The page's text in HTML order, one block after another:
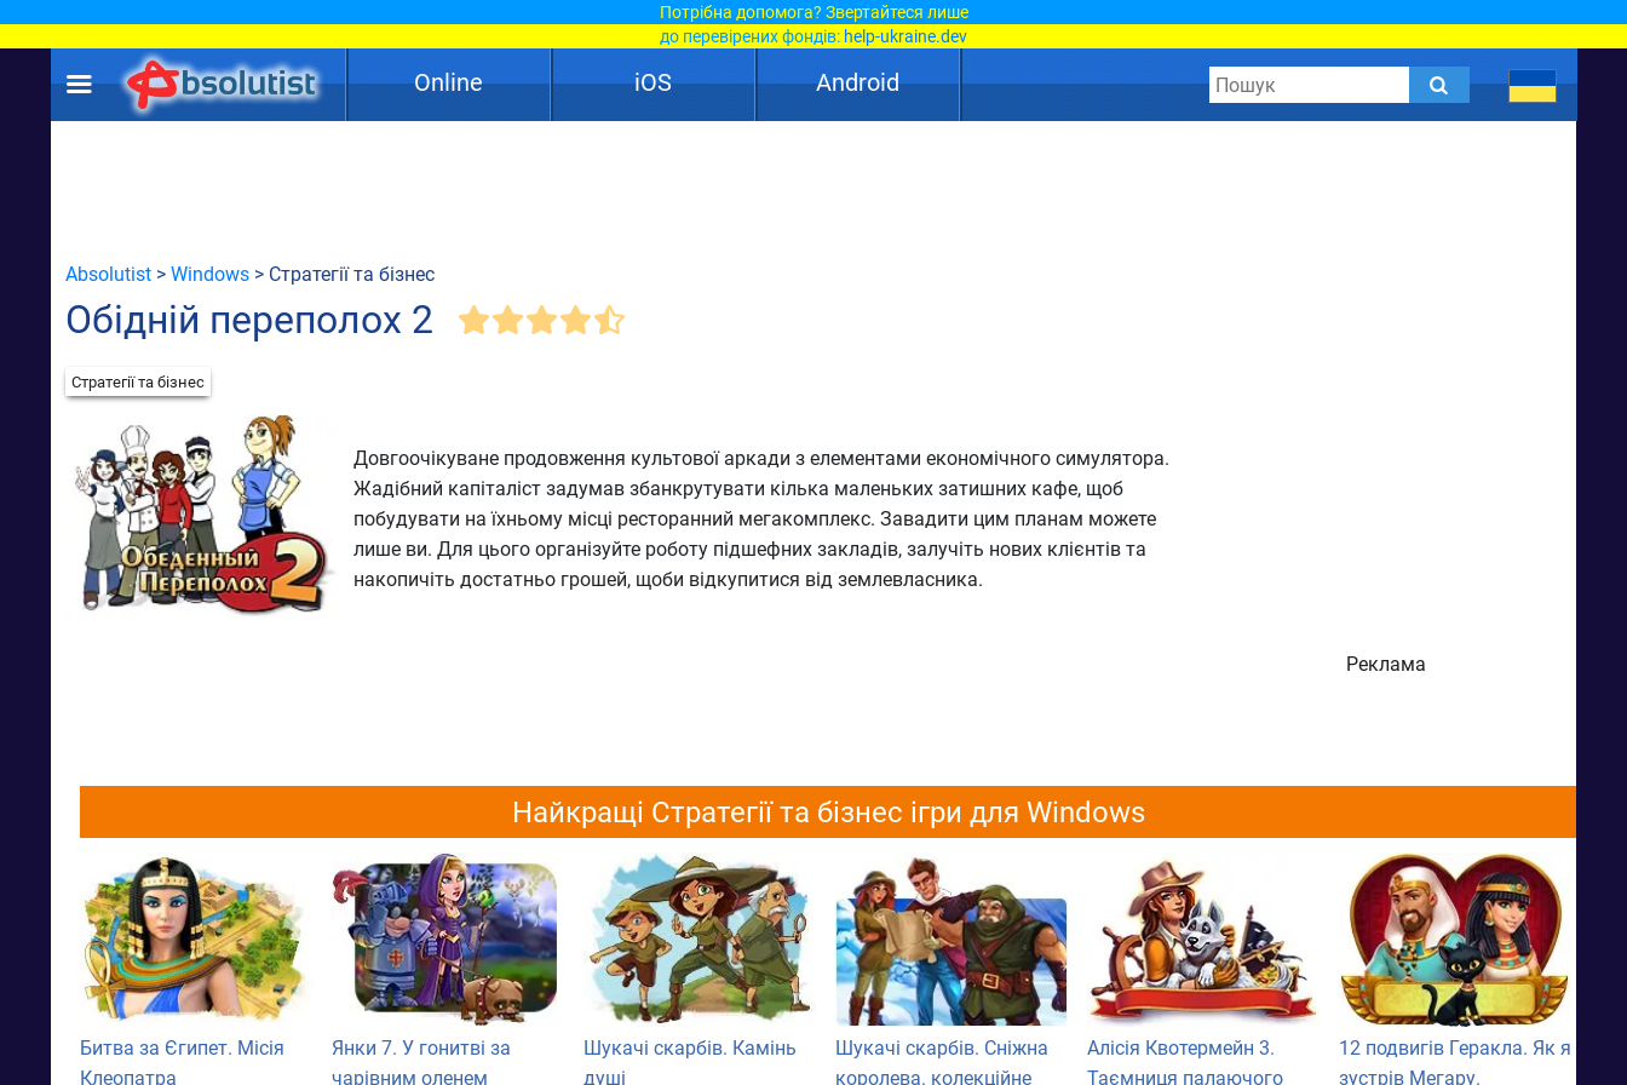
Потрібна допомога? Звертайтеся лише
до перевірених фондів: help-ukraine.dev
Online iOS Android
Absolutist > Windows > Стратегії та бізнес
Обідній переполох 2
Стратегії та бізнес
Довгоочікуване продовження культової аркади з елементами економічного симулятора.
Жадібний капіталіст задумав збанкрутувати кілька маленьких затишних кафе, щоб
побудувати на їхньому місці ресторанний мегакомплекс. Завадити цим планам можете
лише ви. Для цього організуйте роботу підшефних закладів, залучіть нових клієнтів та
накопичіть достатньо грошей, щоби відкупитися від землевласника.
Реклама
Найкращі Стратегії та бізнес ігри для Windows
Битва за Єгипет. Місія
Клеопатра
Янки 7. У гонитві за
чарівним оленем
Шукачі скарбів. Камінь
душі
Шукачі скарбів. Сніжна
королева. колекційне
Алісія Квотермейн 3.
Таємниця палаючого
12 подвигів Геракла. Як я
зустрів Мегару.